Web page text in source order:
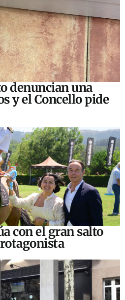
denuncian una
y el Concello pide
con el gran salto